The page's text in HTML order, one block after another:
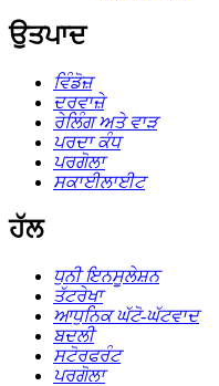
ਉਤਪਾਦ
ਵਿੰਡੋਜ਼
ਦਰਵਾਜ਼ੇ
ਰੇਲਿੰਗ ਅਤੇ ਵਾੜ
ਪਰਦਾ ਕੰਧ
ਪਰਗੋਲਾ
ਸਕਾਈਲਾਈਟ
ਹੱਲ
ਧੁਨੀ ਇਨਸੂਲੇਸ਼ਨ
ਤੱਟਰੇਖਾ
ਆਧੁਨਿਕ ਘੱਟੋ-ਘੱਟਵਾਦ
ਬਦਲੀ
ਸਟੋਰਫਰੰਟ
ਪਰਗੋਲਾ